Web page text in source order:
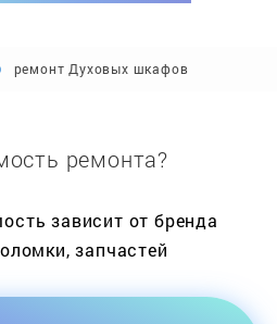
ремонт Духовых шкафов
ремонта?
зависит от бренда
запчастей